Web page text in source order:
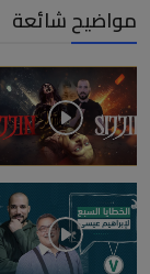
مواضيح شائعة